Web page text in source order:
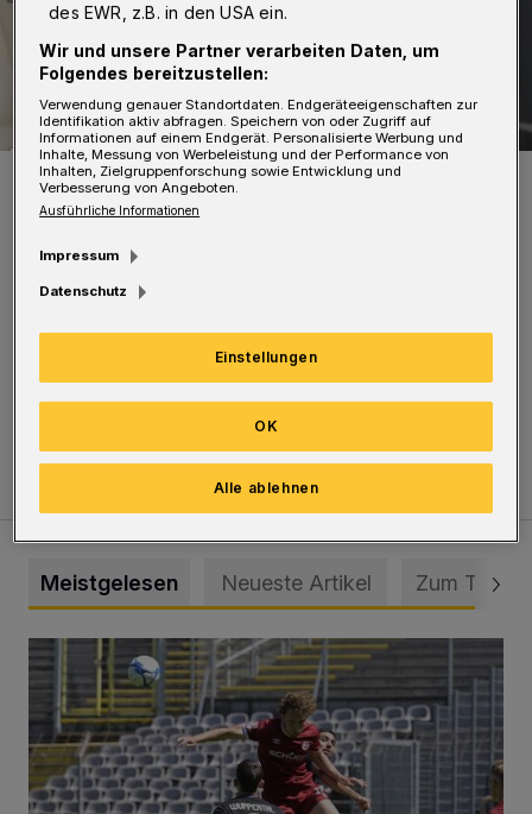
Das aktuelle Titelbild.
Foto: Rundschau
Die aktuelle Ausgabe ist in der Rundschau am
29. Mai 2021 nachzulesen. „Evergreen“ gibt‘s
aber natürlich auch digital:
Meistgelesen Neueste Artikel Zum Thema
WSV: Übertragung im Barmer Bahnhof und klare Ansage
des EWR, z.B. in den USA ein.
Wir und unsere Partner verarbeiten Daten, um
Folgendes bereitzustellen:
Verwendung genauer Standortdaten. Endgeräteeigenschaften zur
Identifikation aktiv abfragen. Speichern von oder Zugriff auf
Informationen auf einem Endgerät. Personalisierte Werbung und
Inhalte, Messung von Werbeleistung und der Performance von
Inhalten, Zielgruppenforschung sowie Entwicklung und
Verbesserung von Angeboten.
Ausführliche Informationen
Impressum
Datenschutz
Einstellungen
Alle ablehnen
OK